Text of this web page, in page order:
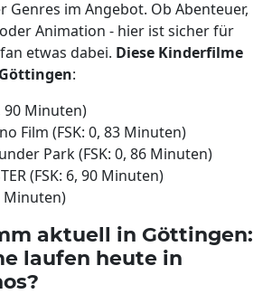
Genres im Angebot. Ob Abenteuer,
Animation - hier ist sicher für
etwas dabei. Diese Kinderfilme
:
90 Minuten)
Film (FSK: 0, 83 Minuten)
Park (FSK: 0, 86 Minuten)
(FSK: 6, 90 Minuten)
Minuten)
aktuell in Göttingen:
laufen heute in